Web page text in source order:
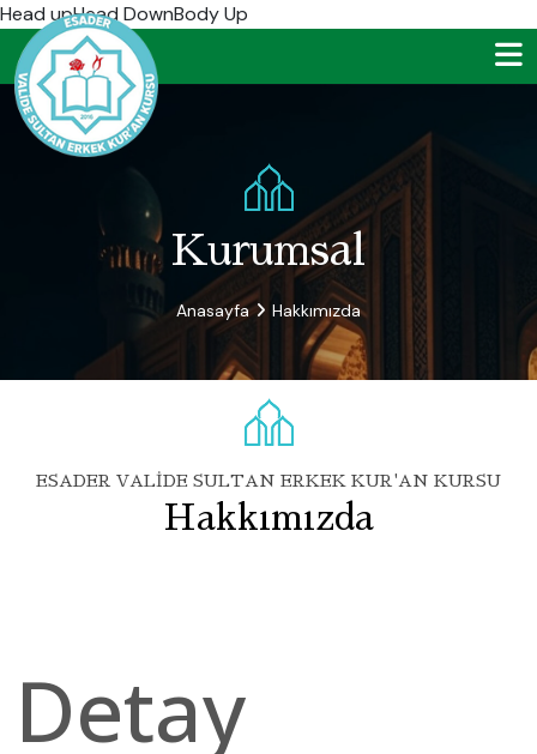
Head upHead DownBody Up
Kurumsal
Anasayfa Hakkımızda
ESADER VALIDE SULTAN ERKEK KUR'AN KURSU
Hakkımızda
Detay